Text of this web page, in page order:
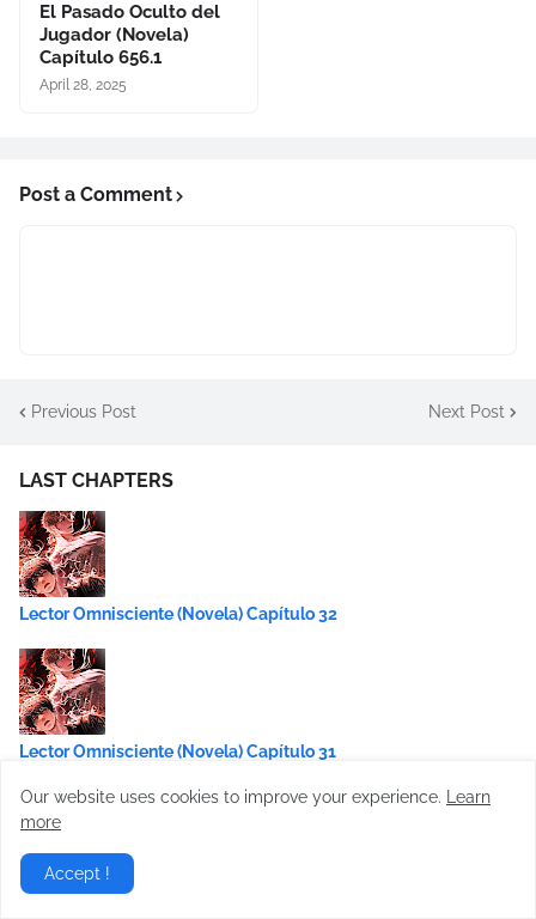
El Pasado Oculto del
Jugador (Novela)
Capítulo 656.1
April 28, 2025
Post a Comment
Previous Post Next Post
LAST CHAPTERS
Lector Omnisciente (Novela) Capítulo 32
Lector Omnisciente (Novela) Capítulo 31
Lector Omnisciente (Novela) Capítulo 30
Our website uses cookies to improve your experience.
Learn
more
Accept !